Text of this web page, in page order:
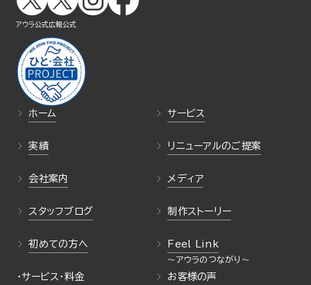
ホーム サービス
実績 リニューアルのご提案
会社案内 メディア
スタッフブログ 制作ストーリー
初めての方へ Feel Link
・サービス・料金 お客様の声
アウラ公式 広報公式